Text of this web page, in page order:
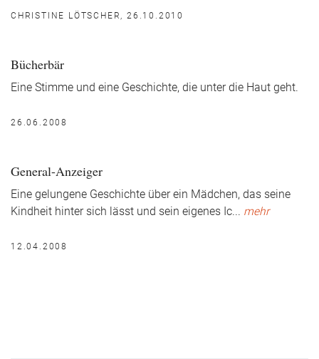
CHRISTINE LÖTSCHER, 26.10.2010
Bücherbär
Eine Stimme und eine Geschichte, die unter die Haut geht.
26.06.2008
General-Anzeiger
Eine gelungene Geschichte über ein Mädchen, das seine
Kindheit hinter sich lässt und sein eigenes Ic... mehr
12.04.2008